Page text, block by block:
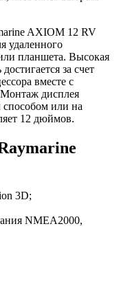
AXIOM 12 RV
удаленного
планшета. Высокая
за счет
вместе с
дисплея
способом или на
12 дюймов.
3D;
NMEA2000,